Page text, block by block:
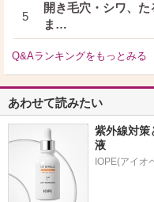
れています。 また、製作者サイドはまず初めに大山のぶ代さんに声優交代の
案を相談し、大山さんが受諾し
村道子さん（しずかちゃん）、
ん（スネ夫）に声優陣の刷新・
ます。 大山さんや小原さんなどの声優さん側の気持ちを製作者サイドが汲み
取って、それで製作者サイドも
て声優交代を決定したという経緯があります。 声優
んは72歳で小原乃梨子さんも70
ることは体力的にも大変でしょ
も声優交代に対して反対的な意見があ
さんが認知症になってしまった
まったと主張する人もいますが
話だと思います。 そもそも、無理矢理、役を降ろされたとか、一方的に製作
者が声優交代を決めたとかそう
いう風に思います。 そもそも、
ちがあれば、製作者サイドが声
いうことは間違いなく行わていな
5
開き毛穴・シワ、
ま…
Q&Aランキングをもっとみる
あわせて読みたい
紫外線対策
液